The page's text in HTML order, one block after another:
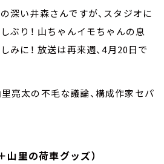
深い井森さんですが、スタジオに
ぶり！ 山ちゃんイモちゃんの息
みに！ 放送は再来週、4月20日で
里亮太の不毛な議論、構成作家セパ
山里の荷車グッズ）